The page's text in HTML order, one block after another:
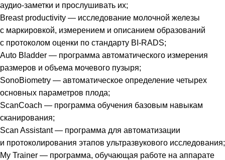
аудио-заметки и прослушивать их;
Breast productivity — исследование молочной железы
с маркировкой, измерением и описанием образований
с протоколом оценки по стандарту BI-RADS;
Auto Bladder — программа автоматического измерения
размеров и объема мочевого пузыря;
SonoBiometry — автоматическое определение четырех
основных параметров плода;
ScanCoach — программа обучения базовым навыкам
сканирования;
Scan Assistant — программа для автоматизации
и протоколирования этапов ультразвукового исследования;
My Trainer — программа, обучающая работе на аппарате